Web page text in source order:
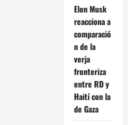
Elon Musk
reacciona a
comparació
n de la
verja
fronteriza
entre RD y
Haití con la
de Gaza